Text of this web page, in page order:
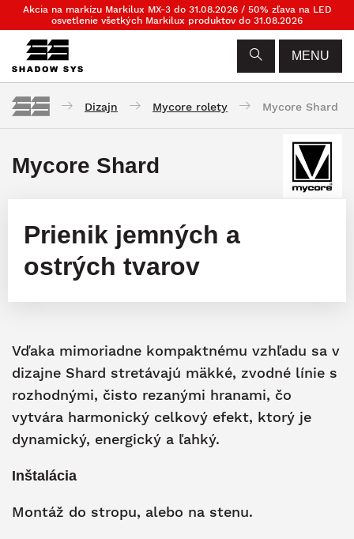
Akcia na markízu Markilux MX-3 do 31.08.2026 / 50% zľava na LED
osvetlenie všetkých Markilux produktov do 31.08.2026
MENU
Dizajn Mycore rolety Mycore Shard
Mycore Shard
Prienik jemných a
ostrých tvarov
Vďaka mimoriadne kompaktnému vzhľadu sa v
dizajne Shard stretávajú mäkké, zvodné línie s
rozhodnými, čisto rezanými hranami, čo
vytvára harmonický celkový efekt, ktorý je
dynamický, energický a ľahký.
Inštalácia
Montáž do stropu, alebo na stenu.